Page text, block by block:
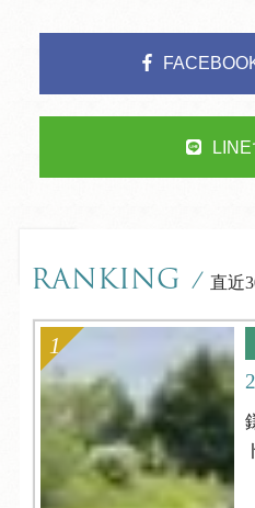
RANKING / 直近